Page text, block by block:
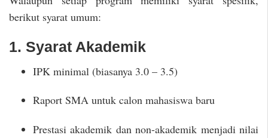
berikut syarat umum:
1. Syarat Akademik
IPK minimal (biasanya 3.0 – 3.5)
Raport SMA untuk calon mahasiswa baru
Prestasi akademik dan non-akademik menjadi nilai